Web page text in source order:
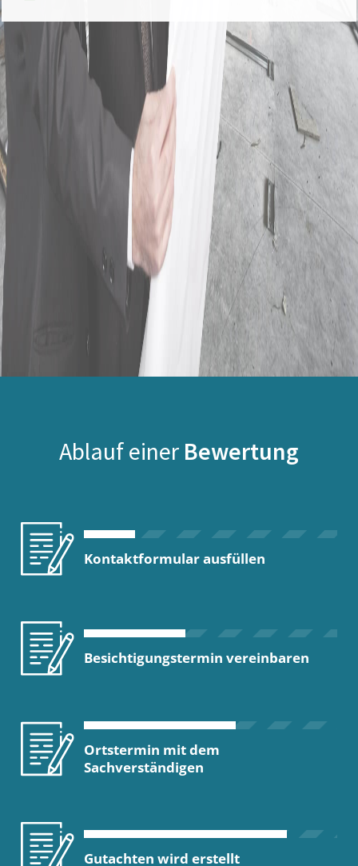
Ablauf einer Bewertung
Kontaktformular ausfüllen
Besichtigungstermin vereinbaren
Ortstermin mit dem
Sachverständigen
Gutachten wird erstellt